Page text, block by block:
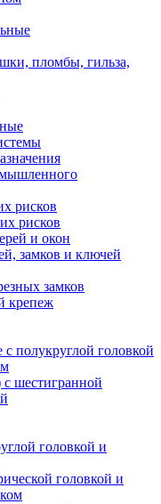
пломбы, гильза,
рисков
рисков
и окон
замков и ключей
замков
крепеж
полукруглой головкой
шестигранной
головкой и
головкой и